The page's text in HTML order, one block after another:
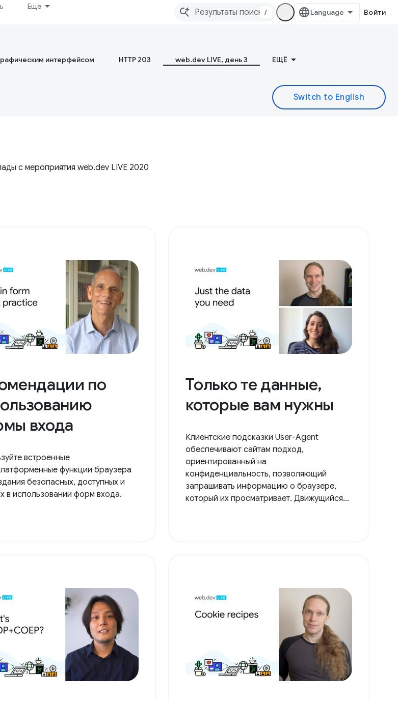
Ещё
/ Войти
интерфейсом HTTP 203 web.dev LIVE, день 3 ЕЩЁ
с мероприятия web.dev LIVE 2020
по
входа
встроенные
функции браузера
безопасных, доступных и
в использовании форм входа.
Только те данные,
которые вам нужны
Клиентские подсказки User-Agent
обеспечивают сайтам подход,
ориентированный на
конфиденциальность, позволяющий
запрашивать информацию о браузере,
который их просматривает. Движущийся...